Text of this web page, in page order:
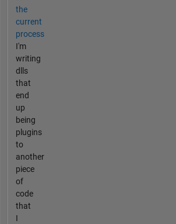
the
current
process
I'm
writing
dlls
that
end
up
being
plugins
to
another
piece
of
code
that
I